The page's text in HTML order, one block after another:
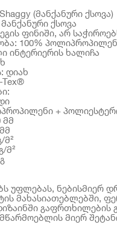
(მანქანური ქსოვა)
ქსოვა
ფინიში, არ
100%
ინტერიერის ხალიჩა
დიახ
Tex®
+
მმ
მ²
მ²
უფლებას, ნებისმიერ
მახასიათებლებში,
გაფრთხილების
მიერ